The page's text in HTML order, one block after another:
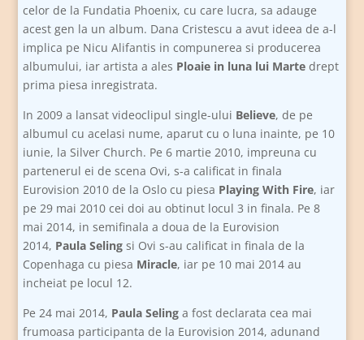
celor de la Fundatia Phoenix, cu care lucra, sa adauge
acest gen la un album. Dana Cristescu a avut ideea de a-l
implica pe Nicu Alifantis in compunerea si producerea
albumului, iar artista a ales Ploaie in luna lui Marte drept
prima piesa inregistrata.
In 2009 a lansat videoclipul single-ului Believe, de pe
albumul cu acelasi nume, aparut cu o luna inainte, pe 10
iunie, la Silver Church. Pe 6 martie 2010, impreuna cu
partenerul ei de scena Ovi, s-a calificat in finala
Eurovision 2010 de la Oslo cu piesa Playing With Fire, iar
pe 29 mai 2010 cei doi au obtinut locul 3 in finala. Pe 8
mai 2014, in semifinala a doua de la Eurovision
2014, Paula Seling si Ovi s-au calificat in finala de la
Copenhaga cu piesa Miracle, iar pe 10 mai 2014 au
incheiat pe locul 12.
Pe 24 mai 2014, Paula Seling a fost declarata cea mai
frumoasa participanta de la Eurovision 2014, adunand